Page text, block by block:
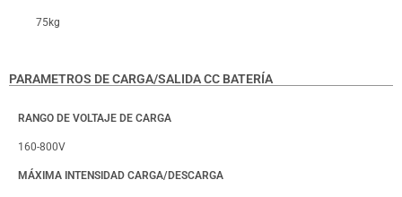
75kg
PARAMETROS DE CARGA/SALIDA CC BATERÍA
RANGO DE VOLTAJE DE CARGA
160-800V
MÁXIMA INTENSIDAD CARGA/DESCARGA